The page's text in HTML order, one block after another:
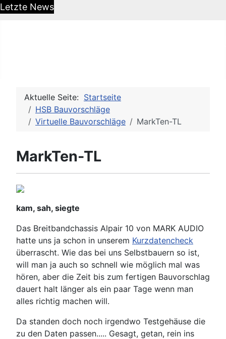
Letzte News
Aktuelle Seite: Startseite
HSB Bauvorschläge
Virtuelle Bauvorschläge
MarkTen-TL
MarkTen-TL
kam, sah, siegte
Das Breitbandchassis Alpair 10 von MARK AUDIO
hatte uns ja schon in unserem Kurzdatencheck
überrascht. Wie das bei uns Selbstbauern so ist,
will man ja auch so schnell wie möglich mal was
hören, aber die Zeit bis zum fertigen Bauvorschlag
dauert halt länger als ein paar Tage wenn man
alles richtig machen will.
Da standen doch noch irgendwo Testgehäuse die
zu den Daten passen..... Gesagt, getan, rein ins